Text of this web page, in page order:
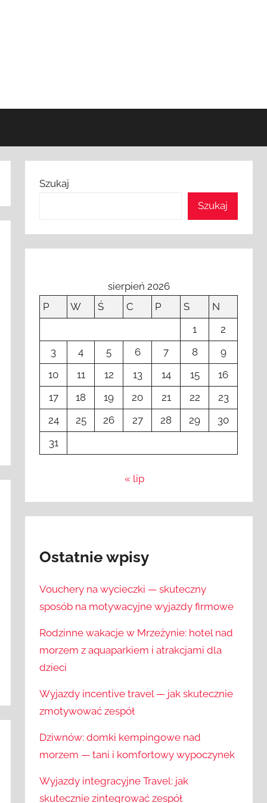
Szukaj
Szukaj
sierpień 2026
P
W Ś C P S
N
1
2
3
4 5 6 7 8
9
10
11 12 13 14 15
16
17
18 19 20 21 22
23
24
25 26 27 28 29
30
31
« lip
Ostatnie wpisy
Vouchery na wycieczki — skuteczny
sposób na motywacyjne wyjazdy firmowe
Rodzinne wakacje w Mrzeżynie: hotel nad
morzem z aquaparkiem i atrakcjami dla
dzieci
Wyjazdy incentive travel — jak skutecznie
zmotywować zespół
Dziwnów: domki kempingowe nad
morzem — tani i komfortowy wypoczynek
Wyjazdy integracyjne Travel: jak
skutecznie zintegrować zespół